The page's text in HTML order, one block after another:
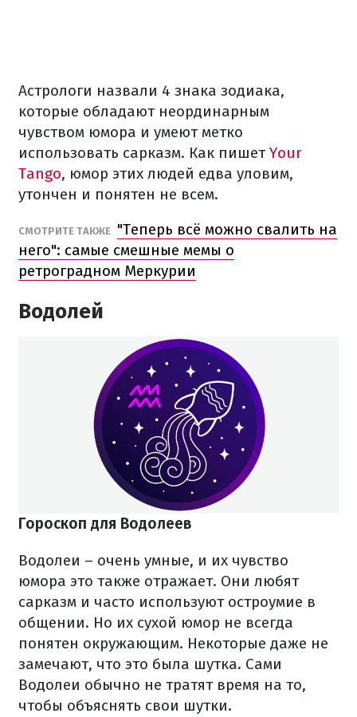
Астрологи назвали 4 знака зодиака,
которые обладают неординарным
чувством юмора и умеют метко
использовать сарказм. Как пишетYour
Tango, юмор этих людей едва уловим,
утончен и понятен не всем.
СМОТРИТЕ ТАКЖЕ "Теперь всё можно свалить на
него": самые смешные мемы о
ретроградном Меркурии
Водолей
Гороскоп для Водолеев
Водолеи – очень умные, и их чувство
юмора это также отражает. Они любят
сарказм и часто используют остроумие в
общении. Но их сухой юмор не всегда
понятен окружающим. Некоторые даже не
замечают, что это была шутка. Сами
Водолеи обычно не тратят время на то,
чтобы объяснять свои шутки.